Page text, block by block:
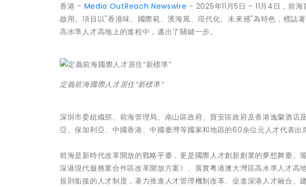
香港 - Media OutReach Newswire - 2025年11月5日 - 11月4日，前
啟用。項目以"香港味、國際範、濱海風、現代化、未來感"為特色，標誌
高水準人才高地上的進程中，邁出了關鍵一步。
定義前海國際人才居住“新標準”
深圳市委組織部、前海管理局、南山區政府、寶安區政府及香港逸蘭酒店
亞、保加利亞、中國香港、中國臺灣等國家和地區的60余位元人才代表出
前海是新時代改革開放的戰略平臺，更是國際人才創新創業的夢想舞臺
深港現代服務業合作區改革開放方案》、落實粵港澳大灣區高水準人才
規則銜接的人才制度，著力推進人才管理機制改革、促進深港人才融合